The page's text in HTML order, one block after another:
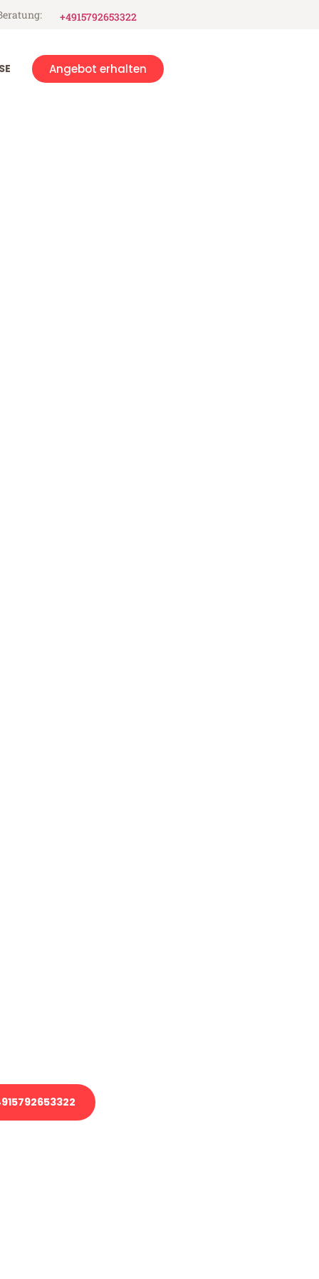
+4915792653322
Angebot erhalten